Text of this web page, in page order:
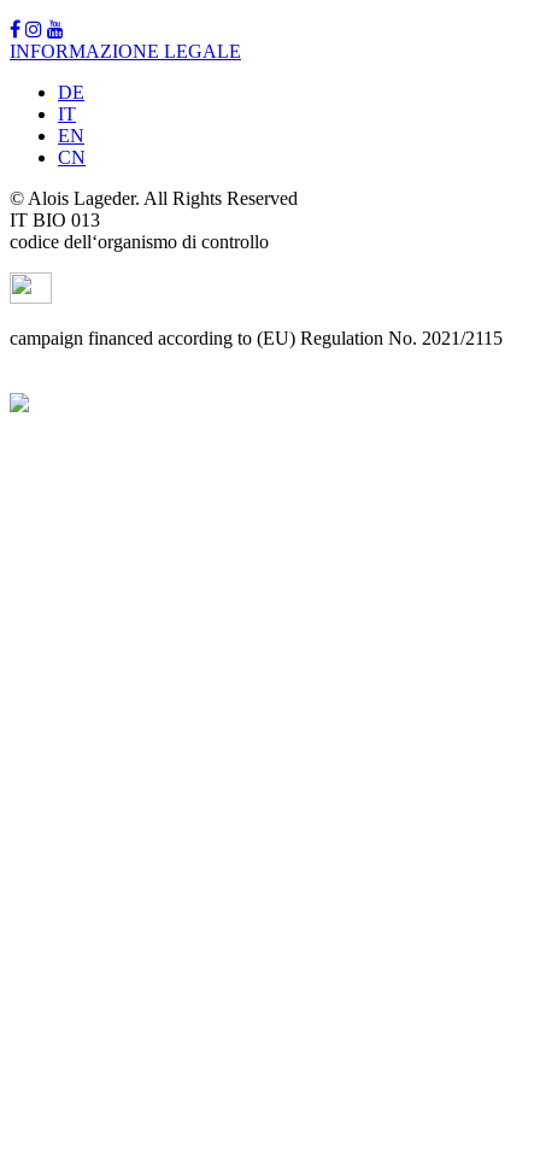
INFORMAZIONE LEGALE
DE
IT
EN
CN
© Alois Lageder. All Rights Reserved
IT BIO 013
codice dell‘organismo di controllo
campaign financed according to (EU) Regulation No. 2021/2115